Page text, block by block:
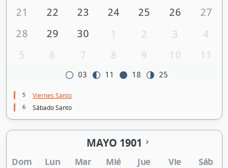
21
22 23 24 25 26
27
28
29 30 1 2 3
4
5
6 7 8 9 10 11
03 11 18 25
5 Viernes Santo
6 Sábado Santo
MAYO 1901
Dom Lun Mar Mié Jue Vie Sáb